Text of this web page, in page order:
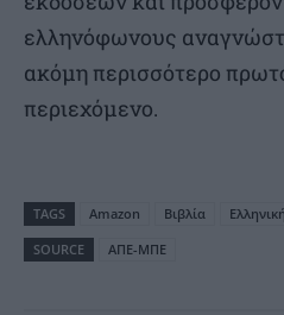
ελληνόφωνους
ακόμη περισσότερο
περιεχόμενο.
TAGS Amazon Βιβλία
SOURCE
ΑΠΕ-ΜΠΕ